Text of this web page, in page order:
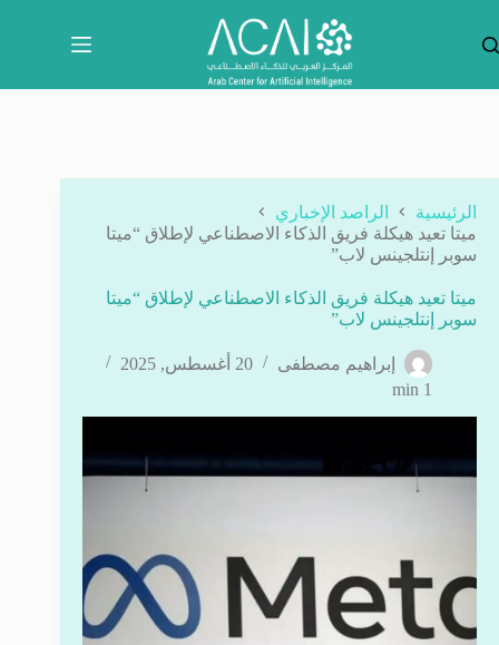
المحتوى
الرئيسية
الراصد الإخباري
ميتا تعيد هيكلة فريق الذكاء الاصطناعي لإطلاق “ميتا
سوبر إنتلجينس لاب”
ميتا تعيد هيكلة فريق الذكاء الاصطناعي لإطلاق “ميتا
سوبر إنتلجينس لاب”
إبراهيم مصطفى
20 أغسطس, 2025
1 min